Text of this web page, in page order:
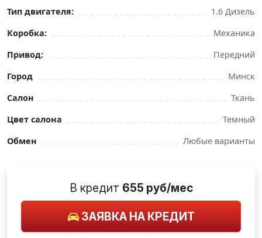
Тип двигателя:
1.6 Дизель
Коробка:
Механика
Привод:
Передний
Город
Минск
Салон
Ткань
Цвет салона
Темный
Обмен
Любые варианты
В кредит 655 руб/мес
ЗАЯВКА НА КРЕДИТ